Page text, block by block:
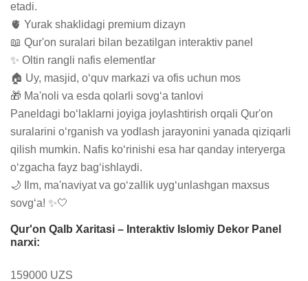
etadi.
🫀 Yurak shaklidagi premium dizayn
📖 Qur'on suralari bilan bezatilgan interaktiv panel
✨ Oltin rangli nafis elementlar
🏠 Uy, masjid, o‘quv markazi va ofis uchun mos
🎁 Ma'noli va esda qolarli sovg‘a tanlovi
Paneldagi bo‘laklarni joyiga joylashtirish orqali Qur'on
suralarini o‘rganish va yodlash jarayonini yanada qiziqarli
qilish mumkin. Nafis ko‘rinishi esa har qanday interyerga
o‘zgacha fayz bag‘ishlaydi.
🌙 Ilm, ma'naviyat va go‘zallik uyg‘unlashgan maxsus
sovg‘a! ✨🤍
Qur'on Qalb Xaritasi – Interaktiv Islomiy Dekor Panel
narxi:
159000 UZS